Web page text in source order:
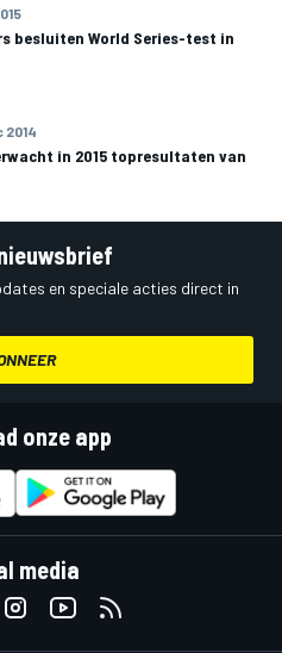
besluiten World Series-test in
2014
in 2015 topresultaten van
en speciale acties direct in
onze app
media